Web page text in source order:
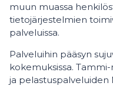
muun muassa
tietojärjestelmien
palveluissa.
Palveluihin pääsyn
kokemuksissa.
ja pelastuspalveluiden